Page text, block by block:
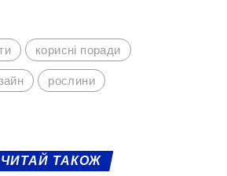
корисні поради
рослини
ЧИТАЙ ТАКОЖ